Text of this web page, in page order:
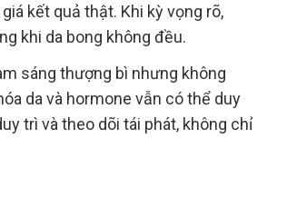
kết quả thật. Khi kỳ vọng rõ,
khi da bong không đều.
sáng thượng bì nhưng không
da và hormone vẫn có thể duy
trì và theo dõi tái phát, không chỉ